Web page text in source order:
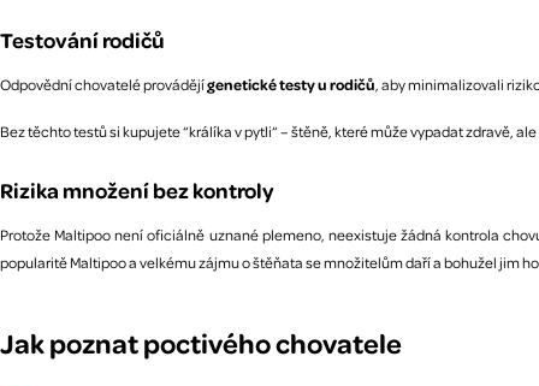
Testování rodičů
Odpovědní chovatelé provádějígenetické testy u rodičů , aby minimalizovali
Bez těchto testů si kupujete “králíka v pytli“ – štěně, které může vypadat zdravě,
Rizika množení bez kontroly
Protože Maltipoo není oficiálně uznané plemeno, neexistuje žádná kontrola
popularitě Maltipoo a velkému zájmu o štěňata se množitelům daří a bohužel jim
Jak poznat poctivého chovatele